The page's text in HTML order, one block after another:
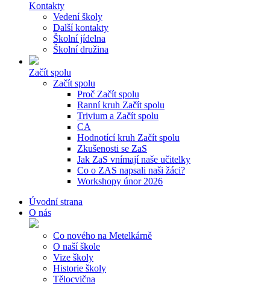
Kontakty
Vedení školy
Další kontakty
Školní jídelna
Školní družina
Začít spolu
Začít spolu
Proč Začít spolu
Ranní kruh Začít spolu
Trivium a Začít spolu
CA
Hodnotící kruh Začít spolu
Zkušenosti se ZaS
Jak ZaS vnímají naše učitelky
Co o ZAS napsali naši žáci?
Workshopy únor 2026
Úvodní strana
O nás
Co nového na Metelkárně
O naší škole
Vize školy
Historie školy
Tělocvična